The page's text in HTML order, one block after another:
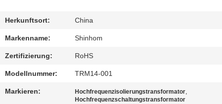
KONTAKTIEREN
SIE
UNS
NEUIGKEITEN
Herkunftsort: China
Markenname: Shinhom
Zertifizierung: RoHS
Modellnummer: TRM14-001
Markieren: Hochfrequenzisolierungstransformator,
Hochfrequenzschaltungstransformator